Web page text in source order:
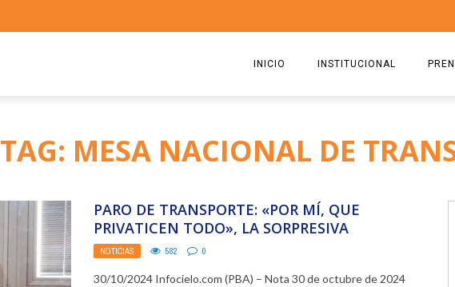
INICIO INSTITUCIONAL
ESTATUTO
RICARDO CIRIELLI
2025
TAG: MESA NACIONAL DE
PARO DE TRANSPORTE: «POR MÍ, QUE
PRIVATICEN TODO», LA SORPRESIVA
POSTURA DE UN LÍDER SINDICAL
NOTICIAS 582 0
30/10/2024 Infocielo.com (PBA) – Nota 30 de octubre de 2024